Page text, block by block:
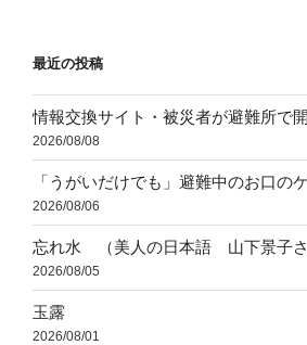
ン
最近の投稿
情報交換サイト・被災者が避難所で開
2026/08/08
「うがいだけでも」避難中のお口の
2026/08/06
忘れ水 （美人の日本語 山下景子さ
2026/08/05
玉露
2026/08/01